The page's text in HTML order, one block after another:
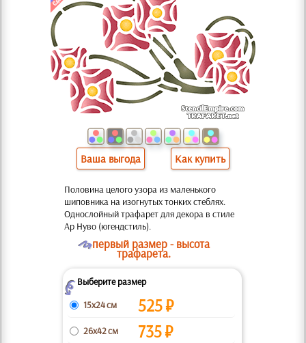
Ваша выгода Как купить
Половина целого узора из маленького
шиповника на изогнутых тонких стеблях.
Однослойный трафарет для декора в стиле
Ар Нуво (югендстиль).
Oпервый размер - высота
трафарета.
ZВыберите размер
15x24 см
525₽
26x42 см 735₽